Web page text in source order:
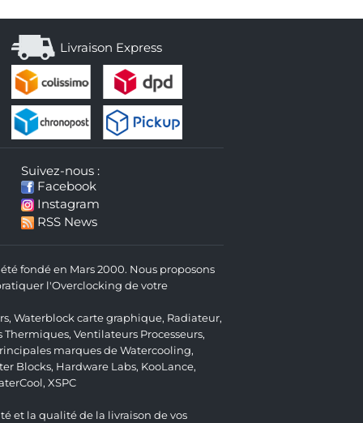
Livraison Express
Suivez-nous :
Facebook
Instagram
RSS News
fondé en Mars 2000. Nous proposons
l'Overclocking de votre
, Waterblock carte graphique, Radiateur,
Thermiques, Ventilateurs Processeurs,
marques de Watercooling,
Blocks, Hardware Labs, KooLance,
, XSPC
et la qualité de la livraison de vos